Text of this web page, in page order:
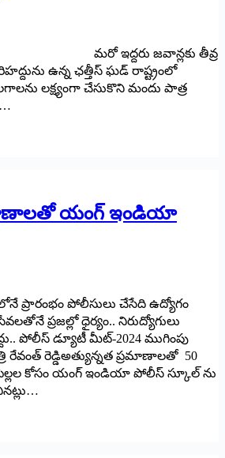
మరో ఇద్దరు జవాన్లకు తీవ్ర
ఉన్న ఛత్తీస్ ఘడ్ రాష్ట్రంలో
లక్ష్యంగా చేసుకొని మందు పాత్ర
యంగ్ ఇండియా
ప్రారంభం పోలీసులు చేసేది ఉద్యోగం
ప్ర‌జ‌ల్లో ధైర్యం.. నిరుద్యోగులు
పోలీస్ డ్యూటీ మీట్-2024 ముగింపు
రేవంత్ రెడ్డిఅత్యున్నత ప్ర‌మాణాల‌తో 50
కోసం యంగ్ ఇండియా పోలీస్ స్కూల్ ను